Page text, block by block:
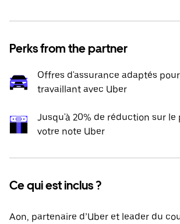
Perks from the partner
Offres d'assurance adaptés
travaillant avec Uber
Jusqu'à 20% de réduction sur le
votre note Uber
Ce qui est inclus ?
Aon, partenaire d’Uber et leader du